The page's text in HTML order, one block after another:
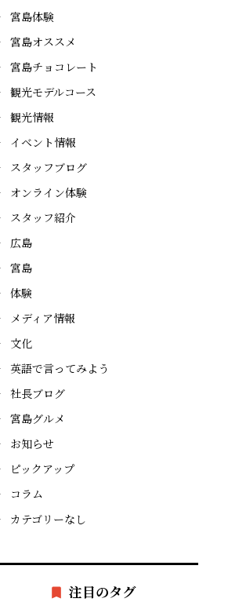
宮島体験
宮島オススメ
宮島チョコレート
観光モデルコース
観光情報
イベント情報
スタッフブログ
オンライン体験
スタッフ紹介
広島
宮島
体験
メディア情報
文化
英語で言ってみよう
社長ブログ
宮島グルメ
お知らせ
ピックアップ
コラム
カテゴリーなし
注目のタグ